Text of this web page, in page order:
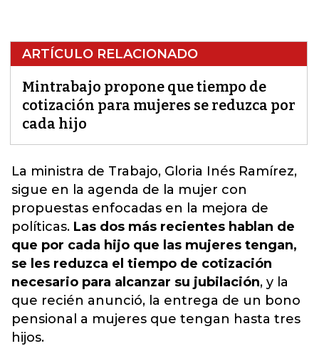
ARTÍCULO RELACIONADO
Mintrabajo propone que tiempo de
cotización para mujeres se reduzca por
cada hijo
La ministra de Trabajo, Gloria Inés Ramírez,
sigue en la agenda de la mujer con
propuestas enfocadas en la mejora de
políticas. Las dos más recientes hablan de
que por cada hijo que las mujeres tengan,
se les reduzca el tiempo de cotización
necesario para alcanzar su jubilación, y la
que recién anunció, la entrega de un bono
pensional a mujeres que tengan hasta tres
hijos.